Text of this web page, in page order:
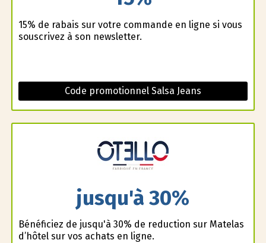
15% de rabais sur votre commande en ligne si vous
souscrivez à son newsletter.
Code promotionnel Salsa Jeans
jusqu'à 30%
Bénéficiez de jusqu'à 30% de reduction sur Matelas
d’hôtel sur vos achats en ligne.